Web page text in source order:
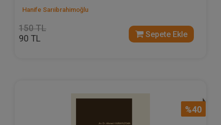
Hanife Sarıibrahimoğlu
150 TL
90 TL Sepete Ekle
%40